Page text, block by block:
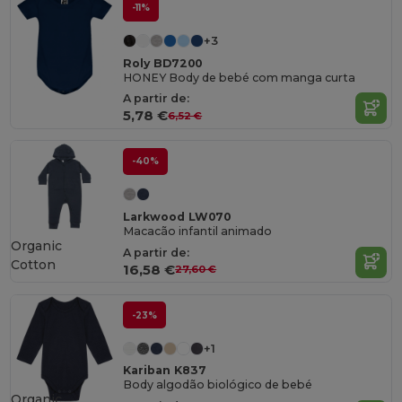
-11%
+3
Roly BD7200
HONEY Body de bebé com manga curta
A partir de:
5,78 €6,52 €
-40%
Larkwood LW070
Macacão infantil animado
A partir de:
16,58 €27,60 €
Organic
Cotton
-23%
+1
Kariban K837
Body algodão biológico de bebé